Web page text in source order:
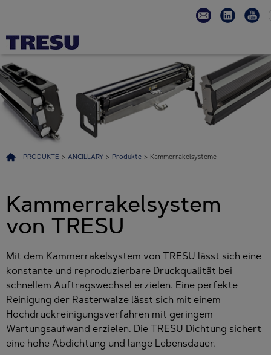
PRODUKTE > ANCILLARY > Produkte > Kammerrakelsysteme
Kammerrakelsystem
von TRESU
Mit dem Kammerrakelsystem von TRESU lässt sich eine
konstante und reproduzierbare Druckqualität bei
schnellem Auftragswechsel erzielen. Eine perfekte
Reinigung der Rasterwalze lässt sich mit einem
Hochdruckreinigungsverfahren mit geringem
Wartungsaufwand erzielen. Die TRESU Dichtung sichert
eine hohe Abdichtung und lange Lebensdauer.